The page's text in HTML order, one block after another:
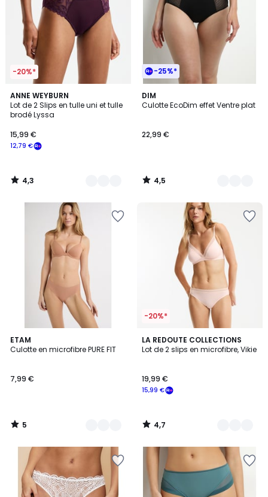
-20%*
ANNE WEYBURN
Lot de 2 Slips en tulle uni et tulle
brodé Lyssa
12,79 €
15,99 €
4,3
/ 5
5
Couleurs
4,3
/
-25%*
DIM
Culotte EcoDim effet Ventre plat
22,99 €
4,5
/ 5
3
Couleurs
4,5
/
ETAM
Culotte en microfibre PURE FIT
7,99 €
5
/
8
Couleurs
5
/
-20%*
LA REDOUTE COLLECTIONS
Lot de 2 slips en microfibre, Vikie
15,99 €
19,99 €
4,7
/ 5
3
Couleurs
4,7
/